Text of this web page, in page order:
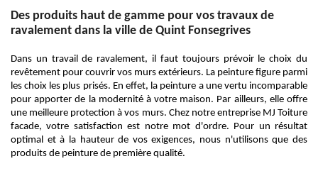
Des produits haut de gamme pour vos travaux de
ravalement dans la ville de Quint Fonsegrives
Dans un travail de ravalement, il faut toujours prévoir le choix du
revêtement pour couvrir vos murs extérieurs. La peinture figure parmi
les choix les plus prisés. En effet, la peinture a une vertu incomparable
pour apporter de la modernité à votre maison. Par ailleurs, elle offre
une meilleure protection à vos murs. Chez notre entreprise MJ Toiture
facade, votre satisfaction est notre mot d'ordre. Pour un résultat
optimal et à la hauteur de vos exigences, nous n'utilisons que des
produits de peinture de première qualité.